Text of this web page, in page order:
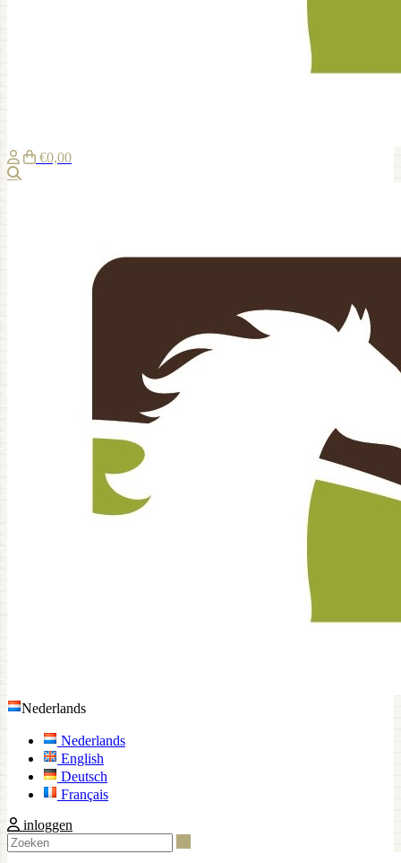
€0,00
Nederlands
Nederlands
English
Deutsch
Français
inloggen